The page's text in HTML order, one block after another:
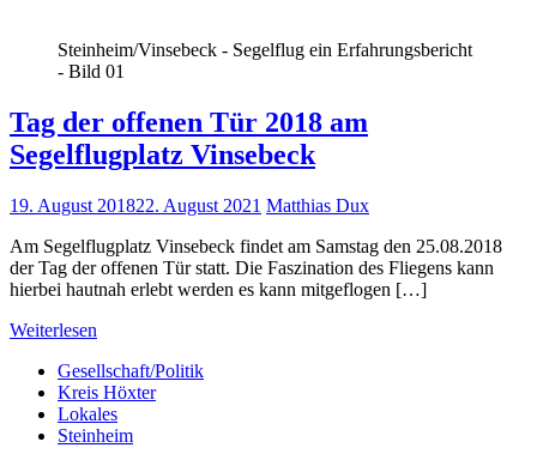
Steinheim/Vinsebeck - Segelflug ein Erfahrungsbericht
- Bild 01
Tag der offenen Tür 2018 am
Segelflugplatz Vinsebeck
19. August 201822. August 2021 Matthias Dux
Am Segelflugplatz Vinsebeck findet am Samstag den 25.08.2018
der Tag der offenen Tür statt. Die Faszination des Fliegens kann
hierbei hautnah erlebt werden es kann mitgeflogen […]
Weiterlesen
Gesellschaft/Politik
Kreis Höxter
Lokales
Steinheim